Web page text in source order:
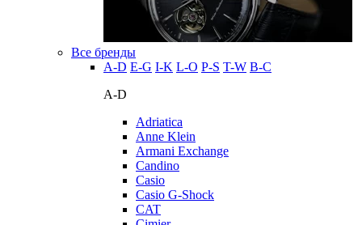
Все бренды
A-D E-G I-K L-O P-S T-W В-С
A-D
Adriatica
Anne Klein
Armani Exchange
Candino
Casio
Casio G-Shock
CAT